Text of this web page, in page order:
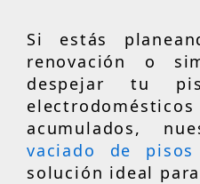
Si estás
renovación o
despejar tu
acumulados,
vaciado de pisos
solución ideal